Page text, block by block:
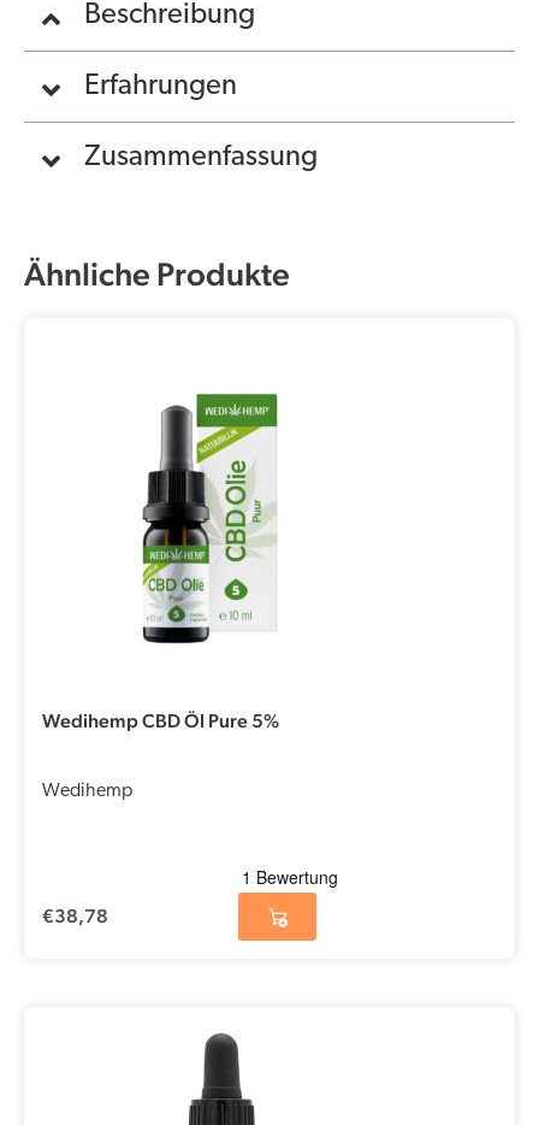
Beschreibung
Erfahrungen
Zusammenfassung
Ähnliche Produkte
Wedihemp CBD Öl Pure 5%
Wedihemp
€38,78